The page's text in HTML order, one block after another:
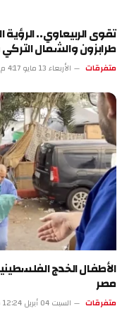
تقوى الربيعاوي.. الرؤية
طرابزون والشمال التركي في
متفرقات الأربعاء 13 مايو 4:17 م
الأطفال الخدج
مصر
متفرقات السبت 04 أبريل 12:24 م